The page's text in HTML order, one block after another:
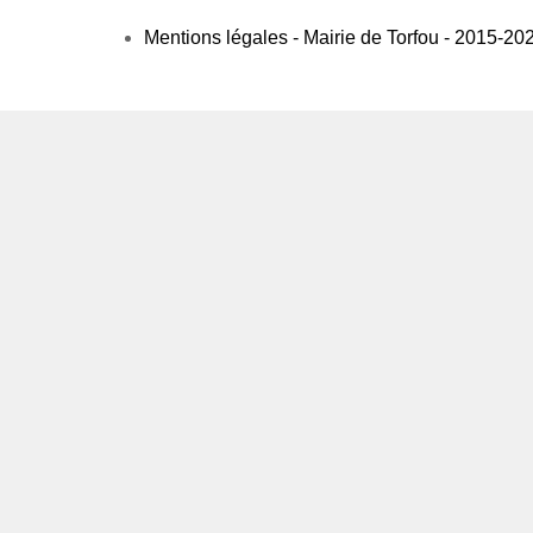
Mentions légales - Mairie de Torfou - 2015-